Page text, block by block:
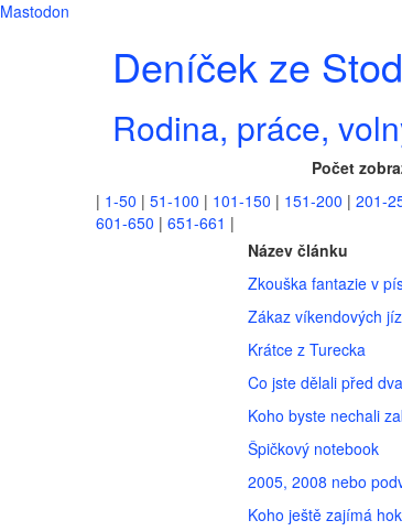
Mastodon
Deníček ze
Rodina, práce,
Počet
| 1-50 | 51-100 | 101-150 | 151-200 | 201-
601-650 | 651-661 |
Název článku
Zkouška fantazie v
Zákaz víkendových
Krátce z Turecka
Co jste dělali před
Koho byste nechali
Špičkový notebook
2005, 2008 nebo
Koho ještě zajímá